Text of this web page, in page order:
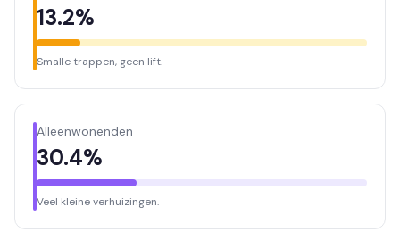
13.2%
Smalle trappen, geen lift.
Alleenwonenden
30.4%
Veel kleine verhuizingen.